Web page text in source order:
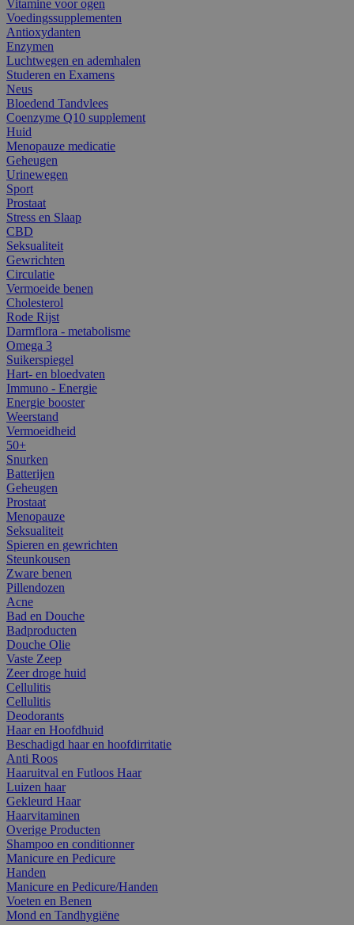
Vitamine voor ogen
Voedingssupplementen
Antioxydanten
Enzymen
Luchtwegen en ademhalen
Studeren en Examens
Neus
Bloedend Tandvlees
Coenzyme Q10 supplement
Huid
Menopauze medicatie
Geheugen
Urinewegen
Sport
Prostaat
Stress en Slaap
CBD
Seksualiteit
Gewrichten
Circulatie
Vermoeide benen
Cholesterol
Rode Rijst
Darmflora - metabolisme
Omega 3
Suikerspiegel
Hart- en bloedvaten
Immuno - Energie
Energie booster
Weerstand
Vermoeidheid
50+
Snurken
Batterijen
Geheugen
Prostaat
Menopauze
Seksualiteit
Spieren en gewrichten
Steunkousen
Zware benen
Pillendozen
Acne
Bad en Douche
Badproducten
Douche Olie
Vaste Zeep
Zeer droge huid
Cellulitis
Cellulitis
Deodorants
Haar en Hoofdhuid
Beschadigd haar en hoofdirritatie
Anti Roos
Haaruitval en Futloos Haar
Luizen haar
Gekleurd Haar
Haarvitaminen
Overige Producten
Shampoo en conditionner
Manicure en Pedicure
Handen
Manicure en Pedicure/Handen
Voeten en Benen
Mond en Tandhygiëne